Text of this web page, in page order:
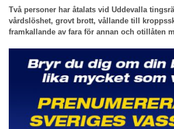
Två personer har åtalats vid Uddevalla
vårdslöshet, grovt brott, vållande till
framkallande av fara för annan och otillåten